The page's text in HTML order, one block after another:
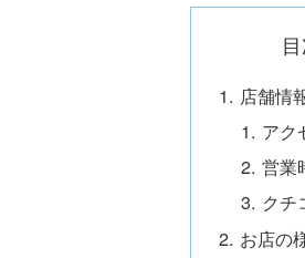
店舗情
アク
営業
クチ
お店の